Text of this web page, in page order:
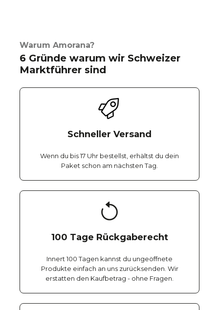
Warum Amorana?
6 Gründe warum wir Schweizer
Marktführer sind
Schneller Versand
Wenn du bis 17 Uhr bestellst, erhältst du dein
Paket schon am nächsten Tag.
100 Tage Rückgaberecht
Innert 100 Tagen kannst du ungeöffnete
Produkte einfach an uns zurücksenden. Wir
erstatten den Kaufbetrag - ohne Fragen.